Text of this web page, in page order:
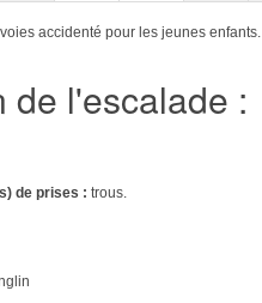
accidenté pour les jeunes enfants.
de l'escalade :
de prises : trous.